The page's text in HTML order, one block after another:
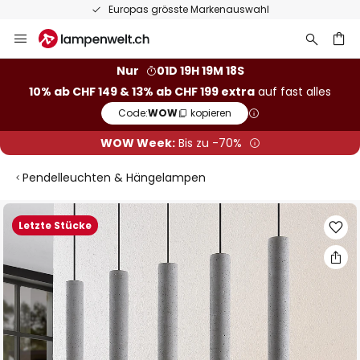
Europas grösste Markenauswahl
Inhalt
Nur
01D 19H 19M 18S
10% ab CHF 149 & 13% ab CHF 199 extra auf fast alles
Code:WOW kopieren
WOW Week:Bis zu -70%
Pendelleuchten & Hängelampen
Letzte Stücke
Zum
Ende
Bildgalerie
springen